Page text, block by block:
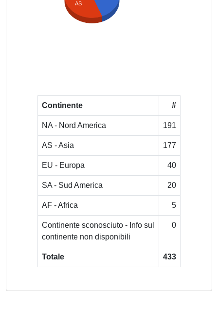
AS
Continente #
NA - Nord America 191
AS - Asia 177
EU - Europa 40
SA - Sud America 20
AF - Africa 5
Continente sconosciuto - Info sul
continente non disponibili
0
Totale 433